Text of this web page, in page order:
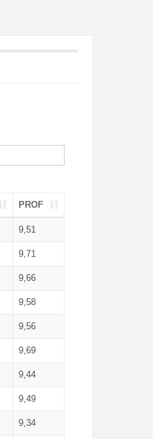
PROF
9,51
9,71
9,66
9,58
9,56
9,69
9,44
9,49
9,34